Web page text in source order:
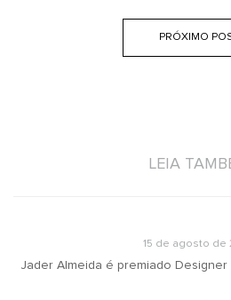
PRÓXIMO
LEIA
15 de agosto de
Jader Almeida é premiado